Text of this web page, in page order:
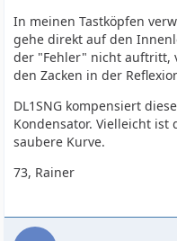
In meinen Tastköpfen
gehe direkt auf den
der "Fehler" nicht auftritt,
den Zacken in der
DL1SNG kompensiert
Kondensator. Vielleicht
saubere Kurve.
73, Rainer